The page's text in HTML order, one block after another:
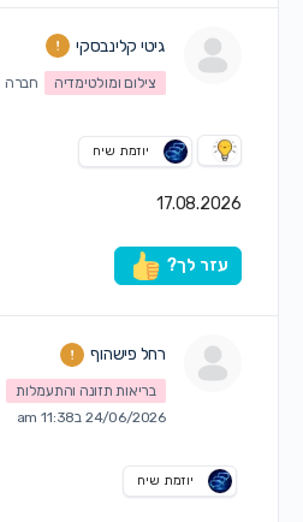
גיטי קלינבסקי
צילום ומולטימדיה חברה
יוזמת שיח
17.08.2026
עזר לך?
רחל פישהוף
בריאות תזונה והתעמלות
24/06/2026 ב11:38 am
יוזמת שיח